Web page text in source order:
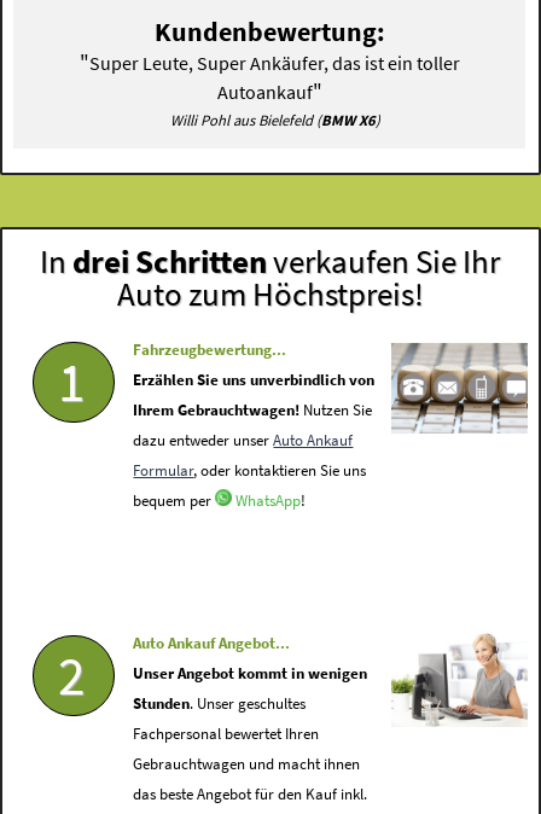
Kundenbewertung:
"Super Leute, Super Ankäufer, das ist ein toller
Autoankauf"
Willi Pohl aus Bielefeld (BMW X6)
In drei Schrittenverkaufen Sie Ihr
Auto zum Höchstpreis!
1
Fahrzeugbewertung...
Erzählen Sie uns unverbindlich von
Ihrem Gebrauchtwagen! Nutzen Sie
dazu entweder unserAuto Ankauf
Formular, oder kontaktieren Sie uns
bequem per
WhatsApp!
2
Auto Ankauf Angebot...
Unser Angebot kommt in wenigen
Stunden. Unser geschultes
Fachpersonal bewertet Ihren
Gebrauchtwagen und macht ihnen
das beste Angebot für den Kauf inkl.